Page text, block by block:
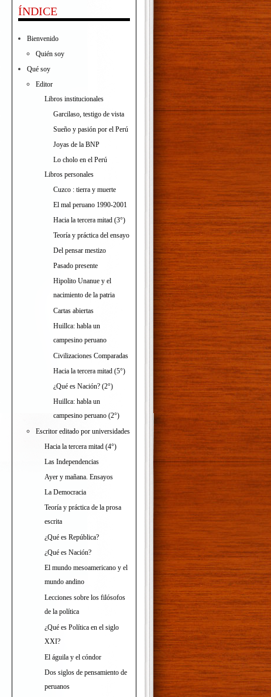
ÍNDICE
Bienvenido
Quién soy
Qué soy
Editor
Libros institucionales
Garcilaso, testigo de vista
Sueño y pasión por el Perú
Joyas de la BNP
Lo cholo en el Perú
Libros personales
Cuzco : tierra y muerte
El mal peruano 1990-2001
Hacia la tercera mitad (3°)
Teoría y práctica del ensayo
Del pensar mestizo
Pasado presente
Hipolito Unanue y el
nacimiento de la patria
Cartas abiertas
Huillca: habla un
campesino peruano
Civilizaciones Comparadas
Hacia la tercera mitad (5°)
¿Qué es Nación? (2°)
Huillca: habla un
campesino peruano (2°)
Escritor editado por universidades
Hacia la tercera mitad (4°)
Las Independencias
Ayer y mañana. Ensayos
La Democracia
Teoría y práctica de la prosa
escrita
¿Qué es República?
¿Qué es Nación?
El mundo mesoamericano y el
mundo andino
Lecciones sobre los filósofos
de la política
¿Qué es Política en el siglo
XXI?
El águila y el cóndor
Dos siglos de pensamiento de
peruanos